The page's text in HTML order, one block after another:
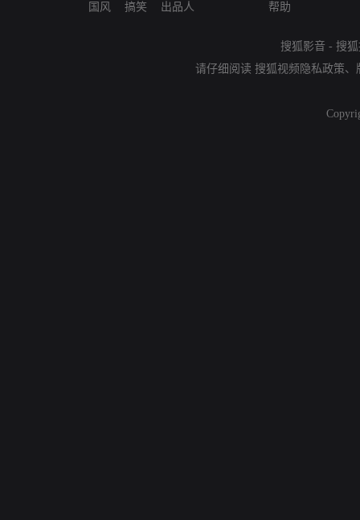
国风
搞笑
出品人
帮助
搜狐影音 - 搜
请仔细阅读 搜狐视频隐私政策、